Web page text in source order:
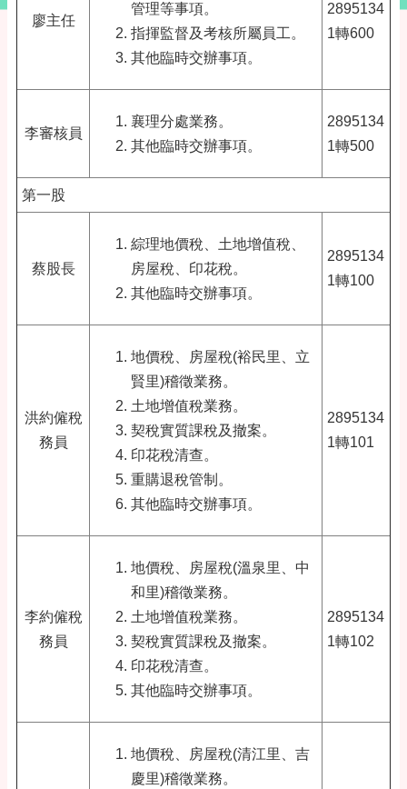
廖主任
管理等事項。
指揮監督及考核所屬員工。
其他臨時交辦事項。
2895134
1轉600
李審核員
襄理分處業務。
其他臨時交辦事項。
2895134
1轉500
第一股
蔡股長
綜理地價稅、土地增值稅、
房屋稅、印花稅。
其他臨時交辦事項。
2895134
1轉100
洪約僱稅
務員
地價稅、房屋稅(裕民里、立
賢里)稽徵業務。
土地增值稅業務。
契稅實質課稅及撤案。
印花稅清查。
重購退稅管制。
其他臨時交辦事項。
2895134
1轉101
李約僱稅
務員
地價稅、房屋稅(溫泉里、中
和里)稽徵業務。
土地增值稅業務。
契稅實質課稅及撤案。
印花稅清查。
其他臨時交辦事項。
2895134
1轉102
地價稅、房屋稅(清江里、吉
慶里)稽徵業務。